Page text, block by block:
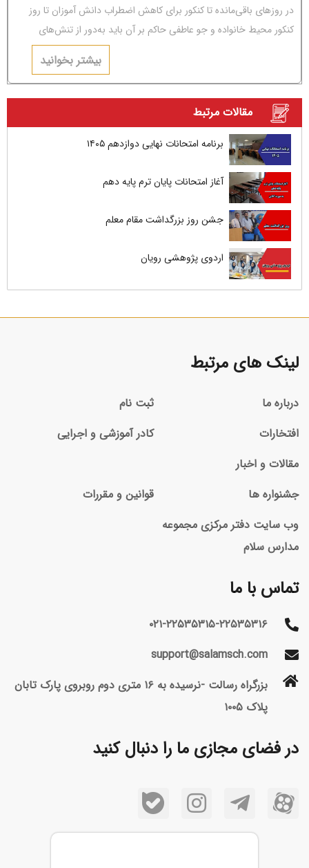
در روزهای باقی‌مانده تا کنکور برای کاهش اضطراب دانش آموزان تا روز
کنکور محیط خانواده و جو عاطفی حاکم بر آن باید به‌دور از تنش‌های
بیشتر بخوانید
مقالات مرتبط
برنامه امتحانات نهایی دوازدهم ۱۴۰۵
آغاز امتحانات پایان ترم پایه دهم
جشن روز بزرگداشت مقام معلم
اردوی پژوهشی رویان
لینک های مرتبط
درباره ما
ثبت نام
افتخارات
کادر آموزشی و اجرایی
مقالات و اخبار
جشنواره ها
قوانین و مقررات
وب سایت دفتر مرکزی مجموعه
مدارس سلام
تماس با ما
۰۲۱-۲۲۵۳۵۳۱۵-۲۲۵۳۵۳۱۶
support@salamsch.com
بزرگراه رسالت -نرسیده به ۱۶ متری دوم روبروی پارک تابان
پلاک ۱۰۰۵
در فضای مجازی ما را دنبال کنید